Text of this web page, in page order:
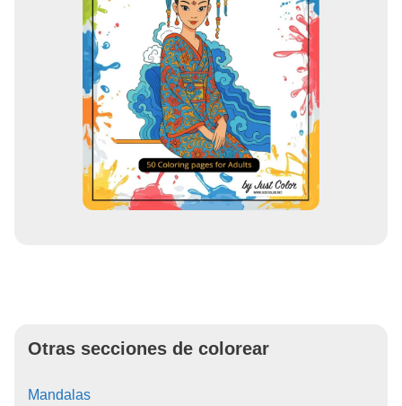
Otras secciones de colorear
Mandalas